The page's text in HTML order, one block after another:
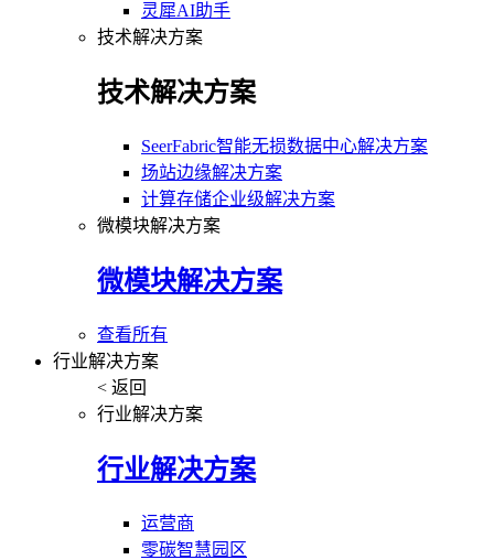
灵犀AI助手
技术解决方案
技术解决方案
SeerFabric智能无损数据中心解决方案
场站边缘解决方案
计算存储企业级解决方案
微模块解决方案
微模块解决方案
查看所有
行业解决方案
< 返回
行业解决方案
行业解决方案
运营商
零碳智慧园区